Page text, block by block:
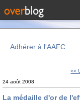
Adhérer à l'AAFC
<<
24 août 2008
La médaille d'or de